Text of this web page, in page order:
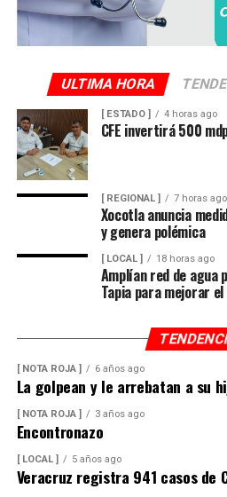
ULTIMA HORA
[ ESTADO ] 4 horas ago
CFE invertirá 500
[ REGIONAL ] 7 horas ago
Xocotla anuncia
y genera polémica
[ LOCAL ] 18 horas ago
Amplían red de agua
Tapia para mejorar
[ NOTA ROJA ] 6 años ago
La golpean y le arrebatan a su
[ NOTA ROJA ] 3 años ago
Encontronazo
[ LOCAL ] 5 años ago
Veracruz registra 941 casos de